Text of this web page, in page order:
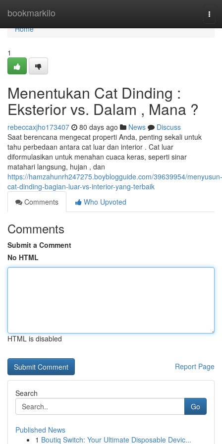
bookmarkilo
Home
Home
1
Menentukan Cat Dinding :
Eksterior vs. Dalam , Mana ?
rebeccaxjho173407 80 days ago News
Discuss
Saat berencana mengecat properti Anda, penting sekali untuk
tahu perbedaan antara cat luar dan interior . Cat luar
diformulasikan untuk menahan cuaca keras, seperti sinar
matahari langsung, hujan , dan
https://hamzahunrh247275.boyblogguide.com/39639954/menyusun-
cat-dinding-bagian-luar-vs-interior-yang-terbaik
Comments
Who Upvoted
Comments
Submit a Comment
No HTML
HTML is disabled
Report Page
Search
Go
Published News
1 Boutiq Switch: Your Ultimate Disposable Devic...